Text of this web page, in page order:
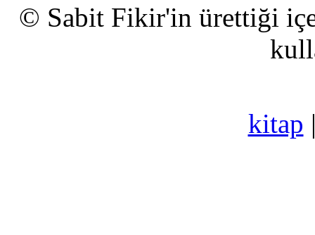
© Sabit Fikir'in ürettiği
kitap